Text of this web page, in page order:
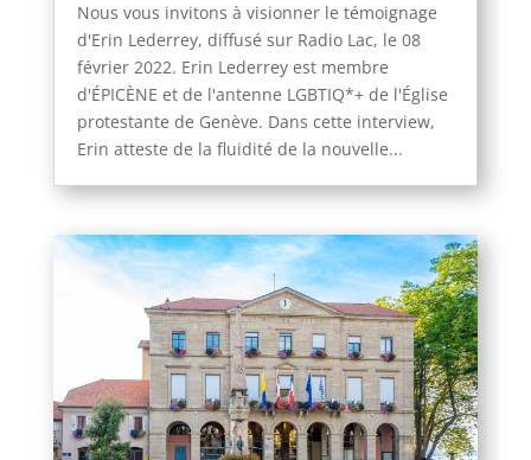
Nous vous invitons à visionner le témoignage
d'Erin Lederrey, diffusé sur Radio Lac, le 08
février 2022. Erin Lederrey est membre
d'ÉPICÈNE et de l'antenne LGBTIQ*+ de l'Église
protestante de Genève. Dans cette interview,
Erin atteste de la fluidité de la nouvelle...